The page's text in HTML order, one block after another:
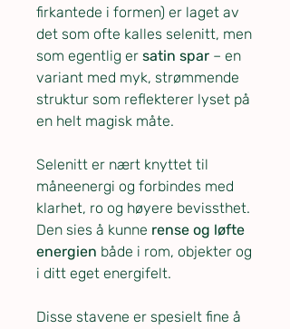
firkantede i formen) er laget av
det som ofte kalles selenitt, men
som egentlig er satin spar – en
variant med myk, strømmende
struktur som reflekterer lyset på
en helt magisk måte.
Selenitt er nært knyttet til
måneenergi og forbindes med
klarhet, ro og høyere bevissthet.
Den sies å kunne rense og løfte
energien både i rom, objekter og
i ditt eget energifelt.
Disse stavene er spesielt fine å